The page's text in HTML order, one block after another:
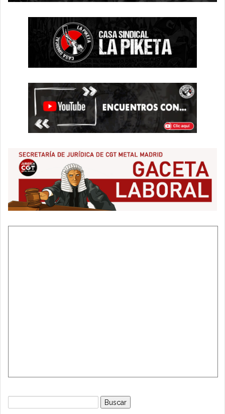
Buscar: